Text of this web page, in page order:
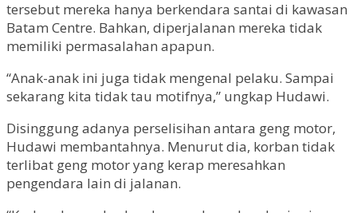
tersebut mereka hanya berkendara santai di kawasan
Batam Centre. Bahkan, diperjalanan mereka tidak
memiliki permasalahan apapun.
“Anak-anak ini juga tidak mengenal pelaku. Sampai
sekarang kita tidak tau motifnya,” ungkap Hudawi.
Disinggung adanya perselisihan antara geng motor,
Hudawi membantahnya. Menurut dia, korban tidak
terlibat geng motor yang kerap meresahkan
pengendara lain di jalanan.